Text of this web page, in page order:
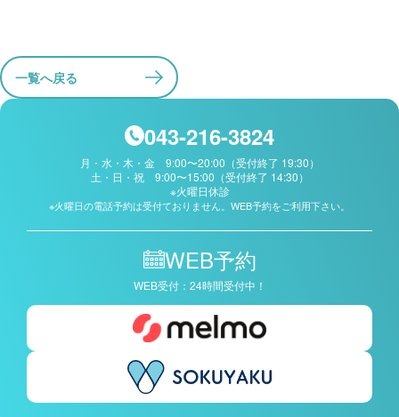
一覧へ戻る
043-216-3824
月・水・木・金 9:00〜20:00（受付終了 19:30）
土・日・祝 9:00〜15:00（受付終了 14:30）
※火曜日休診
※火曜日の電話予約は受付ておりません。WEB予約をご利用下さい。
WEB予約
WEB受付：24時間受付中！